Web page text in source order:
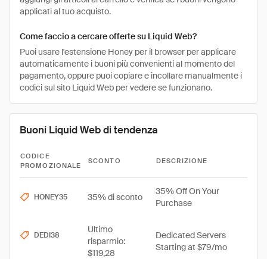
applicati al tuo acquisto.
Come faccio a cercare offerte su Liquid Web?
Puoi usare l'estensione Honey per il browser per applicare
automaticamente i buoni più convenienti al momento del
pagamento, oppure puoi copiare e incollare manualmente i
codici sul sito Liquid Web per vedere se funzionano.
Buoni Liquid Web di tendenza
CODICE
PROMOZIONALE
SCONTO DESCRIZIONE
HONEY35 35% di sconto
35% Off On Your
Purchase
DEDI38
Ultimo
risparmio:
$119,28
Dedicated Servers
Starting at $79/mo